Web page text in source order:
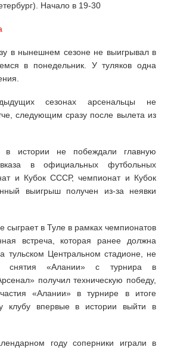
Начало в 19-30
в нынешнем сезоне не выигрывал в
в понедельник. У туляков одна
сезонах арсенальцы не
следующим сразу после вылета из
в истории не побеждали главную
в официальных футбольных
и Кубок СССР, чемпионат и Кубок
выигрыш получен из-за неявки
сыграет в Туле в рамках чемпионатов
встреча, которая ранее должна
тульском Центральном стадионе, не
снятия «Алании» с турнира в
получил техническую победу,
«Алании» в турнире в итоге
клубу впервые в истории выйти в
году соперники играли в